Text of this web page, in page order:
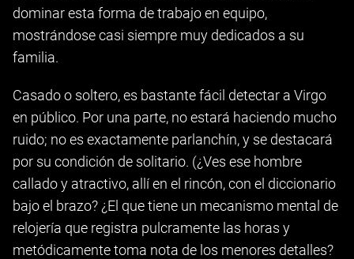
dominar esta forma de trabajo en equipo,
mostrándose casi siempre muy dedicados a su
familia.
Casado o soltero, es bastante fácil detectar a Virgo
en público. Por una parte, no estará haciendo mucho
ruido; no es exactamente parlanchín, y se destacará
por su condición de solitario. (¿Ves ese hombre
callado y atractivo, allí en el rincón, con el diccionario
bajo el brazo? ¿El que tiene un mecanismo mental de
relojería que registra pulcramente las horas y
metódicamente toma nota de los menores detalles?